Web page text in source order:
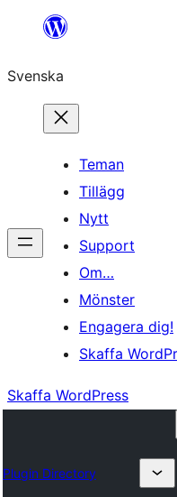
Hoppa
innehåll
Svenska
Teman
Tillägg
Nytt
Support
Om…
Mönster
Engagera dig!
Skaffa
Skaffa WordPress
Plugin Directory